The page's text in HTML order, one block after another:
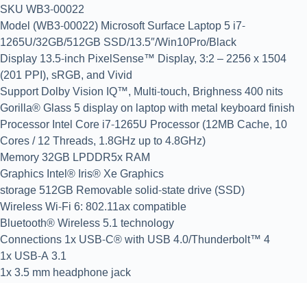
SKU WB3-00022
Model (WB3-00022) Microsoft Surface Laptop 5 i7-
1265U/32GB/512GB SSD/13.5″/Win10Pro/Black
Display 13.5-inch PixelSense™ Display, 3:2 – 2256 x 1504
(201 PPI), sRGB, and Vivid
Support Dolby Vision IQ™, Multi-touch, Brighness 400 nits
Gorilla® Glass 5 display on laptop with metal keyboard finish
Processor Intel Core i7-1265U Processor (12MB Cache, 10
Cores / 12 Threads, 1.8GHz up to 4.8GHz)
Memory 32GB LPDDR5x RAM
Graphics Intel® Iris® Xe Graphics
storage 512GB Removable solid-state drive (SSD)
Wireless Wi-Fi 6: 802.11ax compatible
Bluetooth® Wireless 5.1 technology
Connections 1x USB-C® with USB 4.0/Thunderbolt™ 4
1x USB-A 3.1
1x 3.5 mm headphone jack